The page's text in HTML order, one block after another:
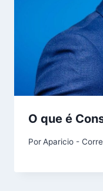
O que é
PorAparicio -